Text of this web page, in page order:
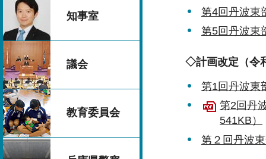
知事室
議会
教育委員会
第4回丹波東
第5回丹波東
◇計画改定（令
第1回丹波東
第2回丹
541KB）
第２回丹波